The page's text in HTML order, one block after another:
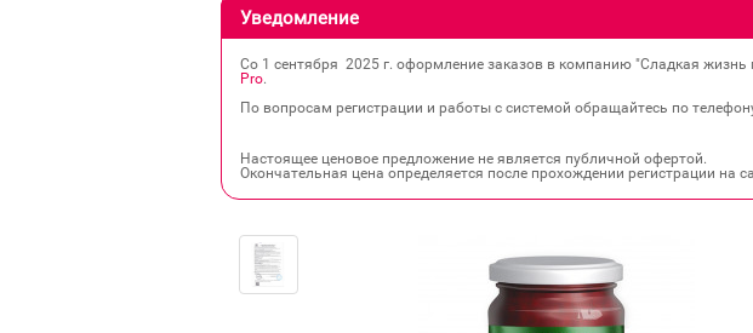
Уведомление
Со 1 сентября 2025 г. оформление заказов в компанию "Сладкая жизнь
Pro.
По вопросам регистрации и работы с системой обращайтесь по
Настоящее ценовое предложение не является публичной офертой.
Окончательная цена определяется после прохождении регистрации на